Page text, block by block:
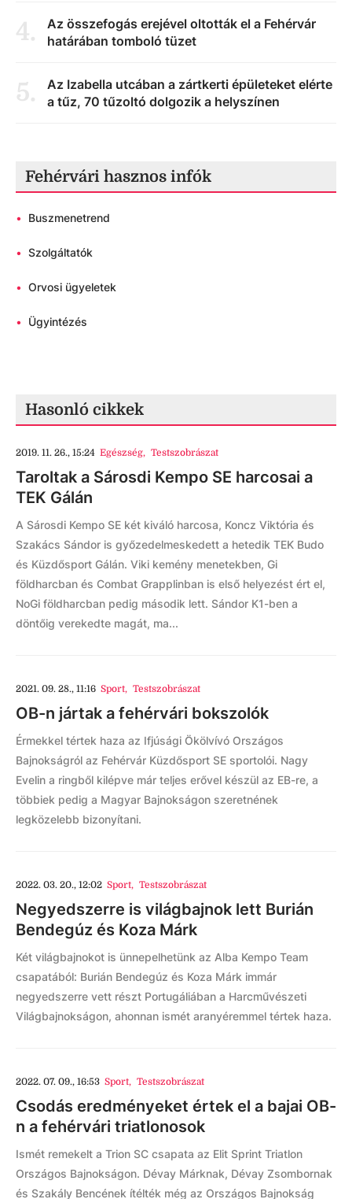
4.
Az összefogás erejével oltották el a Fehérvár
határában tomboló tüzet
5.
Az Izabella utcában a zártkerti épületeket elérte
a tűz, 70 tűzoltó dolgozik a helyszínen
Fehérvári hasznos infók
• Buszmenetrend
• Szolgáltatók
• Orvosi ügyeletek
• Ügyintézés
Hasonló cikkek
2019. 11. 26., 15:24 Egészség, Testszobrászat
Taroltak a Sárosdi Kempo SE harcosai a
TEK Gálán
A Sárosdi Kempo SE két kiváló harcosa, Koncz Viktória és
Szakács Sándor is győzedelmeskedett a hetedik TEK Budo
és Küzdősport Gálán. Viki kemény menetekben, Gi
földharcban és Combat Grapplinban is első helyezést ért el,
NoGi földharcban pedig második lett. Sándor K1-ben a
döntőig verekedte magát, ma...
2021. 09. 28., 11:16 Sport, Testszobrászat
OB-n jártak a fehérvári bokszolók
Érmekkel tértek haza az Ifjúsági Ökölvívó Országos
Bajnokságról az Fehérvár Küzdősport SE sportolói. Nagy
Evelin a ringből kilépve már teljes erővel készül az EB-re, a
többiek pedig a Magyar Bajnokságon szeretnének
legközelebb bizonyítani.
2022. 03. 20., 12:02 Sport, Testszobrászat
Negyedszerre is világbajnok lett Burián
Bendegúz és Koza Márk
Két világbajnokot is ünnepelhetünk az Alba Kempo Team
csapatából: Burián Bendegúz és Koza Márk immár
negyedszerre vett részt Portugáliában a Harcművészeti
Világbajnokságon, ahonnan ismét aranyéremmel tértek haza.
2022. 07. 09., 16:53 Sport, Testszobrászat
Csodás eredményeket értek el a bajai OB-
n a fehérvári triatlonosok
Ismét remekelt a Trion SC csapata az Elit Sprint Triatlon
Országos Bajnokságon. Dévay Márknak, Dévay Zsombornak
és Szakály Bencének ítélték még az Országos Bajnokság